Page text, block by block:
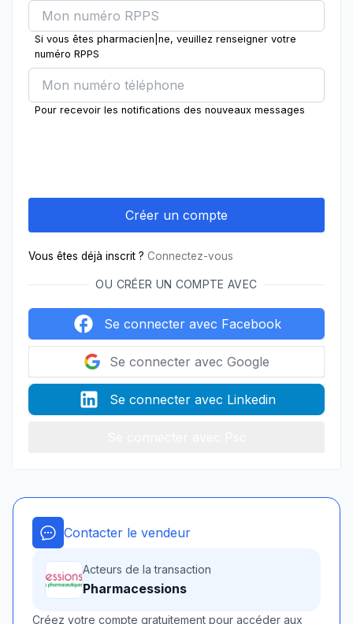
Si vous êtes pharmacien|ne, veuillez renseigner votre
numéro RPPS
Pour recevoir les notifications des nouveaux messages
Vous êtes déjà inscrit ? Connectez-vous
OU CRÉER UN COMPTE AVEC
Se connecter avec Facebook
Se connecter avec Google
Se connecter avec Linkedin
Contacter le vendeur
Acteurs de la transaction
Pharmacessions
Créez votre compte gratuitement pour accéder aux